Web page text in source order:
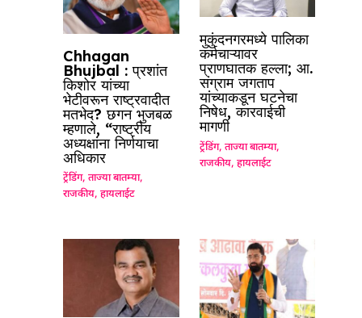
Chhagan
Bhujbal : प्रशांत
किशोर यांच्या
भेटीवरून राष्ट्रवादीत
मतभेद? छगन भुजबळ
म्हणाले, “राष्ट्रीय
अध्यक्षांना निर्णयाचा
अधिकार
ट्रेंडिंग,ताज्या बातम्या,
राजकीय,हायलाईट
मुकुंदनगरमध्ये पालिका
कर्मचाऱ्यावर
प्राणघातक हल्ला; आ.
संग्राम जगताप
यांच्याकडून घटनेचा
निषेध, कारवाईची
मागणी
ट्रेंडिंग, ताज्या बातम्या,
राजकीय, हायलाईट